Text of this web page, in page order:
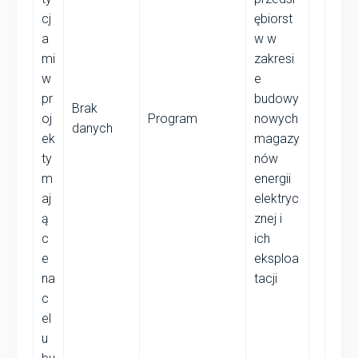
cj
a
mi
w
pr
oj
ek
ty
m
aj
ą
c
e
na
c
el
u
Brak
danych
Program
ębiorst
w w
zakresi
e
budowy
nowych
magazy
nów
energii
elektryc
znej i
ich
eksploa
tacji